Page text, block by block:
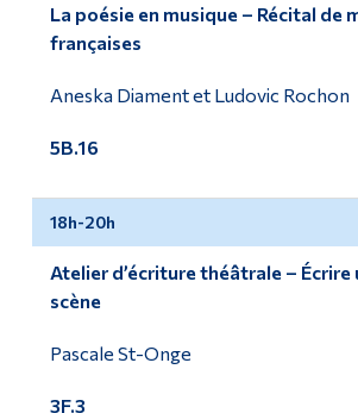
La poésie en musique – Récital de
françaises
Aneska Diament et Ludovic Rochon
5B.16
18h-20h
Atelier d’écriture théâtrale – Écrire
scène
Pascale St-Onge
3F.3